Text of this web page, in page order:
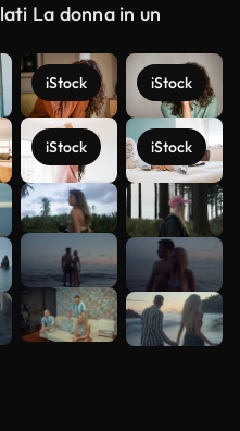
La donna in un
iStock
iStock
iStock
iStock
Scopri di
più